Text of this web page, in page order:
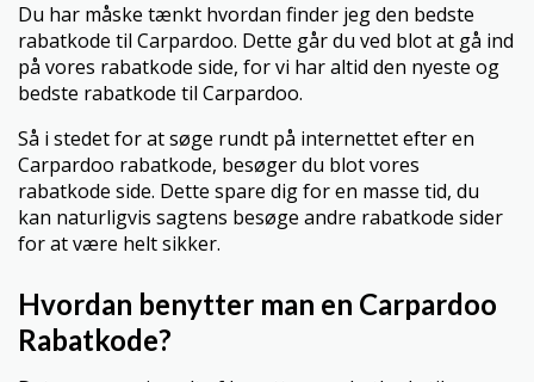
Du har måske tænkt hvordan finder jeg den bedste
rabatkode til Carpardoo. Dette går du ved blot at gå ind
på vores rabatkode side, for vi har altid den nyeste og
bedste rabatkode til Carpardoo.
Så i stedet for at søge rundt på internettet efter en
Carpardoo rabatkode, besøger du blot vores
rabatkode side. Dette spare dig for en masse tid, du
kan naturligvis sagtens besøge andre rabatkode sider
for at være helt sikker.
Hvordan benytter man en Carpardoo
Rabatkode?